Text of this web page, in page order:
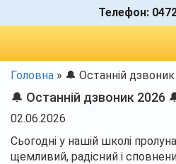
Телефон:
Головна » 🔔 Останній
🔔 Останній дзвоник 2026
02.06.2026
Сьогодні у нашій школі
щемливий, радісний і